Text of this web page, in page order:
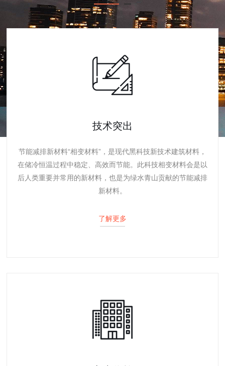
技术突出
节能减排新材料“相变材料”，是现代黑科技新技术建筑材料，
在储冷恒温过程中稳定、高效而节能。此科技相变材料会是以
后人类重要并常用的新材料，也是为绿水青山贡献的节能减排
新材料。
了解更多